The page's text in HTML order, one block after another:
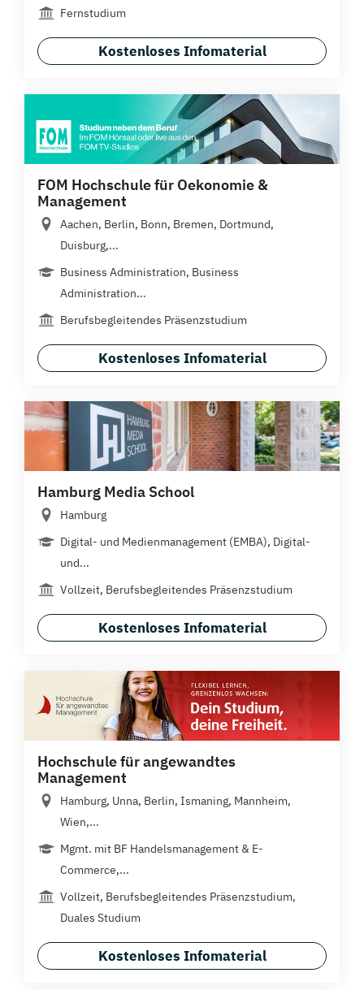
Fernstudium
Kostenloses Infomaterial
FOM Hochschule für Oekonomie &
Management
Aachen, Berlin, Bonn, Bremen, Dortmund,
Duisburg,...
Business Administration, Business
Administration...
Berufsbegleitendes Präsenzstudium
Kostenloses Infomaterial
Hamburg Media School
Hamburg
Digital- und Medienmanagement (EMBA), Digital-
und...
Vollzeit, Berufsbegleitendes Präsenzstudium
Kostenloses Infomaterial
Hochschule für angewandtes
Management
Hamburg, Unna, Berlin, Ismaning, Mannheim,
Wien,...
Mgmt. mit BF Handelsmanagement & E-
Commerce,...
Vollzeit, Berufsbegleitendes Präsenzstudium,
Duales Studium
Kostenloses Infomaterial